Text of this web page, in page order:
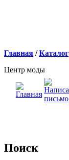
Главная /Каталог
Центр моды
Поиск